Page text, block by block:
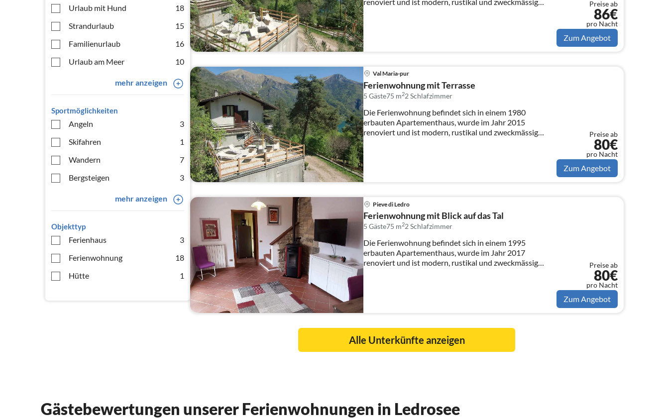
Urlaub mit Hund
18
Strandurlaub
15
Familienurlaub
16
Urlaub am Meer
10
mehr anzeigen
Sportmöglichkeiten
Angeln
3
Skifahren
1
Wandern
7
Bergsteigen
3
mehr anzeigen
Objekttyp
Ferienhaus
3
Ferienwohnung
18
Hütte
1
Preise ab
86€
pro Nacht
Zum Angebot
Val Maria-pur
Ferienwohnung mit Terrasse
5 Gäste75 m22Schlafzimmer
Die Ferienwohnung befindet sich in einem 1980
erbauten Apartementhaus, wurde im Jahr 2015
renoviert und ist modern, rustikal und zweckmässig
Preise ab
80€
pro Nacht
Zum Angebot
Pieve di Ledro
Ferienwohnung mit Blick auf das Tal
5 Gäste75 m22Schlafzimmer
Die Ferienwohnung befindet sich in einem 1995
erbauten Apartementhaus, wurde im Jahr 2017
renoviert und ist modern, rustikal und zweckmässig
Preise ab
80€
pro Nacht
Zum Angebot
Alle Unterkünfte anzeigen
Gästebewertungen unserer Ferienwohnungen in Ledrosee